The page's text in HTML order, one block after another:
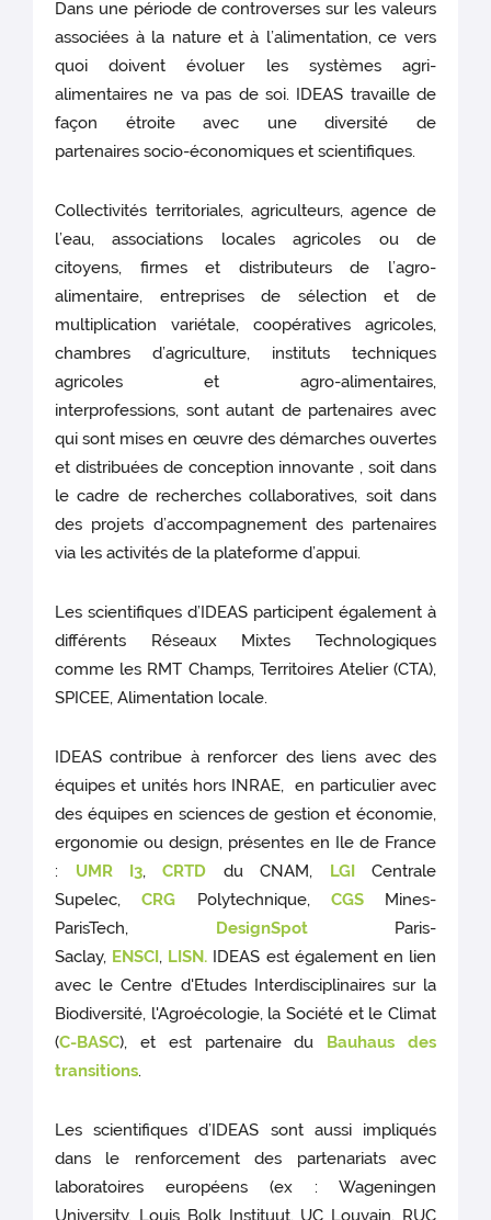
Dans une période de controverses sur les valeurs
associées à la nature et à l’alimentation, ce vers
quoi doivent évoluer les systèmes agri-
alimentaires ne va pas de soi. IDEAS travaille de
façon étroite avec une diversité de
partenaires socio-économiques et scientifiques.
Collectivités territoriales, agriculteurs, agence de
l’eau, associations locales agricoles ou de
citoyens, firmes et distributeurs de l’agro-
alimentaire, entreprises de sélection et de
multiplication variétale, coopératives agricoles,
chambres d’agriculture, instituts techniques
agricoles et agro-alimentaires,
interprofessions, sont autant de partenaires avec
qui sont mises en œuvre des démarches ouvertes
et distribuées de conception innovante , soit dans
le cadre de recherches collaboratives, soit dans
des projets d’accompagnement des partenaires
via les activités de la plateforme d’appui.
Les scientifiques d’IDEAS participent également à
différents Réseaux Mixtes Technologiques
comme les RMT Champs, Territoires Atelier (CTA),
SPICEE, Alimentation locale.
IDEAS contribue à renforcer des liens avec des
équipes et unités hors INRAE, en particulier avec
des équipes en sciences de gestion et économie,
ergonomie ou design, présentes en Ile de France
: UMR I3,CRTD du CNAM, LGICentrale
Supelec,CRG Polytechnique, CGSMines-
ParisTech, DesignSpotParis-
Saclay, ENSCI, LISN. IDEAS est également en lien
avec le Centre d'Etudes Interdisciplinaires sur la
Biodiversité, l'Agroécologie, la Société et le Climat
(C-BASC), et est partenaire du Bauhaus des
transitions.
Les scientifiques d’IDEAS sont aussi impliqués
dans le renforcement des partenariats avec
laboratoires européens (ex : Wageningen
University, Louis Bolk Instituut, UC Louvain, RUC